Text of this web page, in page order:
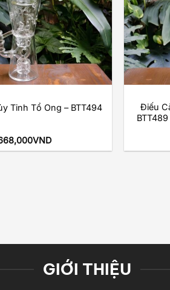
Tinh Tổ Ong – BTT494
VND
+
Điếu
GIỚI THIỆU